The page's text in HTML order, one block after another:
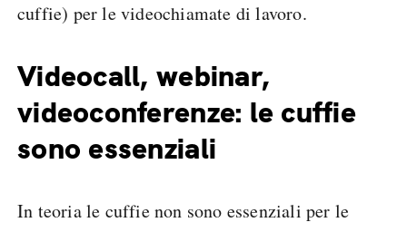
cuffie) per le videochiamate di lavoro.
Videocall, webinar,
videoconferenze: le cuffie
sono essenziali
In teoria le cuffie non sono essenziali per le